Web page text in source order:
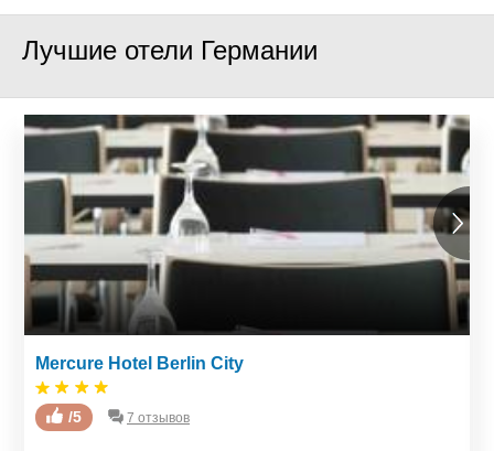
Лучшие отели Германии
Mercure Hotel Berlin City
/5 7 отзывов